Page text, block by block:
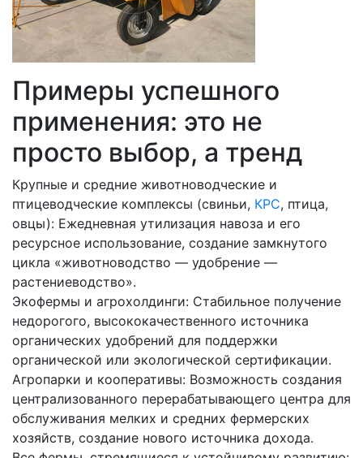
Примеры успешного
применения: это не
просто выбор, а тренд
Крупные и средние животноводческие и
птицеводческие комплексы (свиньи, КРС, птица,
овцы): Ежедневная утилизация навоза и его
ресурсное использование, создание замкнутого
цикла «животноводство — удобрение —
растениеводство».
Экофермы и агрохолдинги: Стабильное получение
недорогого, высококачественного источника
органических удобрений для поддержки
органической или экологической сертификации.
Агропарки и кооперативы: Возможность создания
централизованного перерабатывающего центра для
обслуживания мелких и средних фермерских
хозяйств, создание нового источника дохода.